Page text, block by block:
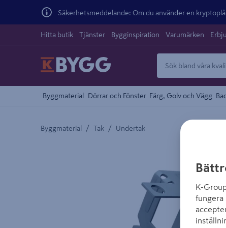
Säkerhetsmeddelande: Om du använder en
Hitta butik Tjänster Bygginspiration Varumärken
Byggmaterial Dörrar och Fönster Färg, Golv och Vägg
Byggmaterial / Tak / Undertak
K-
fungera